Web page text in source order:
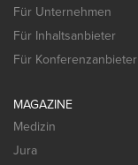
Für Unternehmen
Für Inhaltsanbieter
Für Konferenzanbieter
MAGAZINE
Medizin
Jura